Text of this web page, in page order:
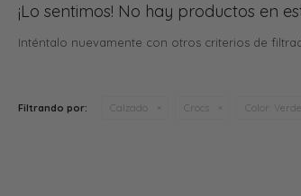
¡Lo sentimos! No hay productos en
Inténtalo nuevamente con otros criterios de
Filtrando por: Calzado Crocs Color: Verde